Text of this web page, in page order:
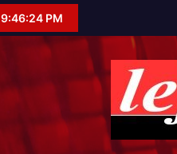
9:46:25 PM